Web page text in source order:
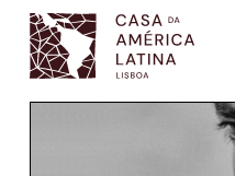
Skip
main